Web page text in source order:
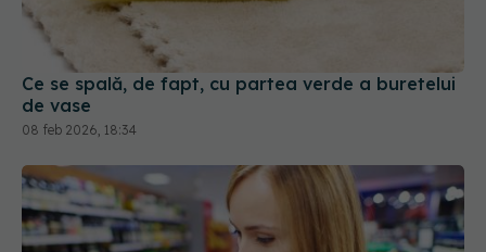
Ce se spală, de fapt, cu partea verde a buretelui
de vase
08 feb 2026, 18:34